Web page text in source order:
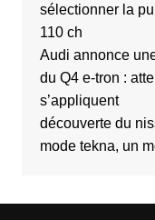
sélectionner la
110 ch
Audi annonce
du Q4 e-tron :
s’appliquent
découverte du
mode tekna, un